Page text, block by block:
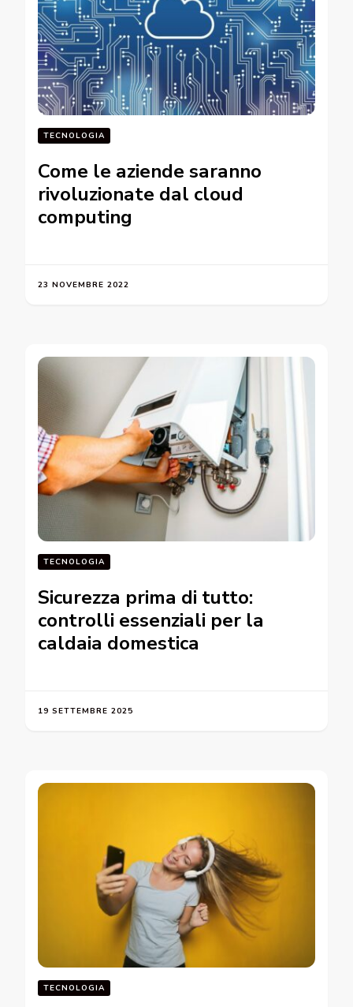
TECNOLOGIA
Come le aziende saranno
rivoluzionate dal cloud
computing
23 NOVEMBRE 2022
TECNOLOGIA
Sicurezza prima di tutto:
controlli essenziali per la
caldaia domestica
19 SETTEMBRE 2025
TECNOLOGIA